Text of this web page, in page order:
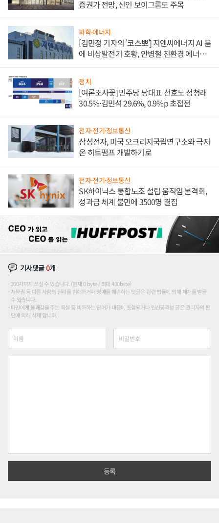
증권가 전망, 신인 보이그룹도 주목
화학·에너지
[김민정 기자의 '코스뽀'] 지엔씨에너지 AI 붐
에 비상발전기 호황, 안병철 친환경 에너지
정치
[여론조사꽃] 민주당 당대표 선호도 정청래
30.5%·김민석 29.6%, 0.9%p 초접전
전자·전기·정보통신
삼성전자, 미국 오크리지국립연구소와 극저
온 히트펌프 개발하기로
전자·전기·정보통신
SK하이닉스 통합노조 설립 움직임 본격화,
성과급 체계 불만에 3500명 결집
기사댓글0개
200자까지 쓰실 수 있습니다. (현재 0 byte / 최대 400byte)
저작권 등 다른 사람의 권리를 침해하거나 명예를 훼손하는 댓글은 관련 법률에 의해 제재를 받을
수 있습니다.
타인에게 불쾌감을 주는 욕설 등 비하하는 단어가 내용에 포함되거나 인신공격성 글은 관리자의 판
단에 의해 삭제 합니다.